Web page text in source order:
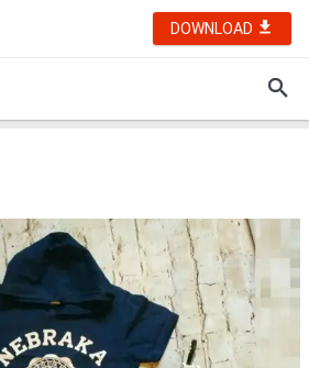
DOWNLOAD